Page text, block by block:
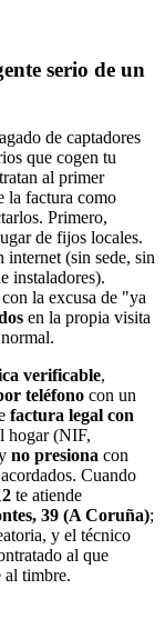
serio de un
de captadores
que cogen tu
al primer
la factura como
Primero,
de fijos locales.
internet (sin sede, sin
instaladores).
con la excusa de "ya
en la propia visita
verificable,
teléfono con un
factura legal con
hogar (NIF,
no presiona con
Cuando
te atiende
39 (A Coruña);
y el técnico
al que
al timbre.